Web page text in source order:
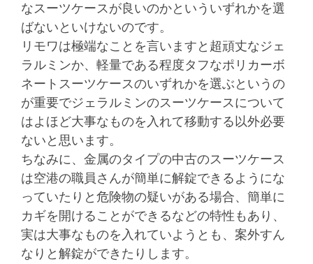
なスーツケースが良いのかといういずれかを選
ばないといけないのです。
リモワは極端なことを言いますと超頑丈なジェ
ラルミンか、軽量である程度タフなポリカーボ
ネートスーツケースのいずれかを選ぶというの
が重要でジェラルミンのスーツケースについて
はよほど大事なものを入れて移動する以外必要
ないと思います。
ちなみに、金属のタイプの中古のスーツケース
は空港の職員さんが簡単に解錠できるようにな
っていたりと危険物の疑いがある場合、簡単に
カギを開けることができるなどの特性もあり、
実は大事なものを入れていようとも、案外すん
なりと解錠ができたりします。